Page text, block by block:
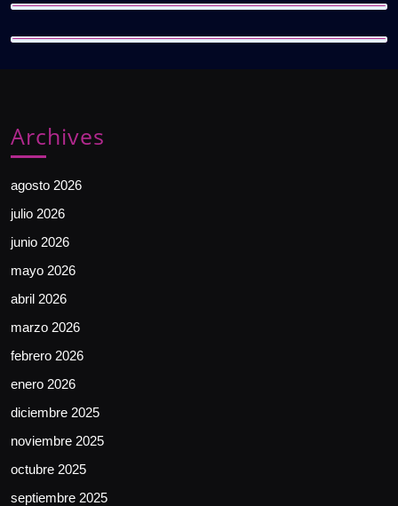
Archives
agosto 2026
julio 2026
junio 2026
mayo 2026
abril 2026
marzo 2026
febrero 2026
enero 2026
diciembre 2025
noviembre 2025
octubre 2025
septiembre 2025